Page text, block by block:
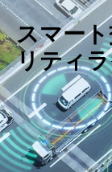
スマー
リティ
4/8/2026
Axiomtek、
およびPhysical
詳細
28/7/2026
Axiomtek、サイ
EU「サイバーレ